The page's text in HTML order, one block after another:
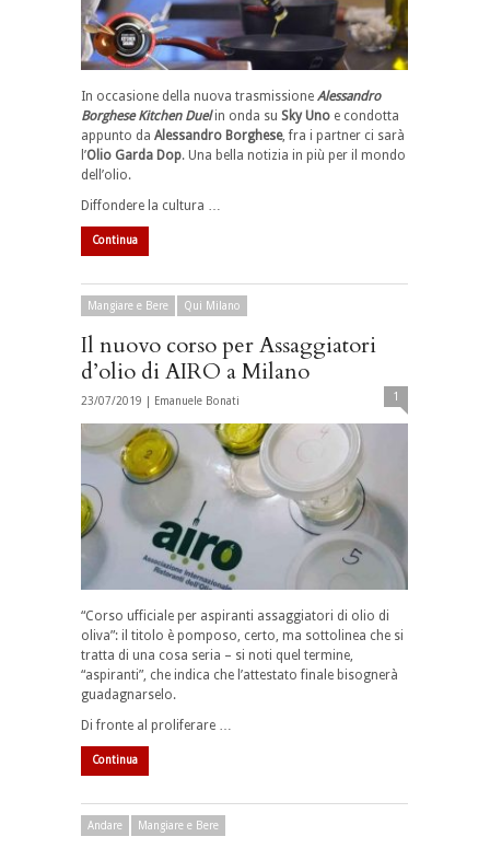
In occasione della nuova trasmissione Alessandro
Borghese Kitchen Duelin onda su Sky Uno e condotta
appunto da Alessandro Borghese, fra i partner ci sarà
l’Olio Garda Dop. Una bella notizia in più per il mondo
dell’olio.
Diffondere la cultura …
Continua
Mangiare e Bere Qui Milano
Il nuovo corso per Assaggiatori
d’olio di AIRO a Milano
23/07/2019 | Emanuele Bonati 1
“Corso ufficiale per aspiranti assaggiatori di olio di
oliva”: il titolo è pomposo, certo, ma sottolinea che si
tratta di una cosa seria – si noti quel termine,
“aspiranti”, che indica che l’attestato finale bisognerà
guadagnarselo.
Di fronte al proliferare …
Continua
Andare Mangiare e Bere